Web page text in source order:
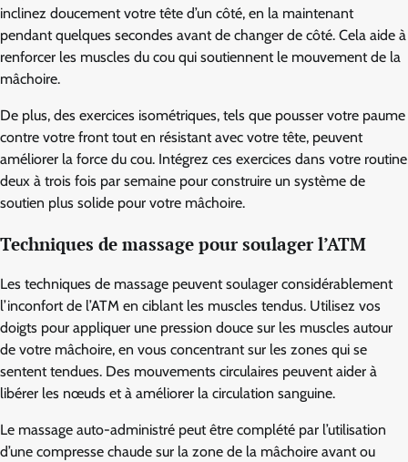
inclinez doucement votre tête d’un côté, en la maintenant
pendant quelques secondes avant de changer de côté. Cela aide à
renforcer les muscles du cou qui soutiennent le mouvement de la
mâchoire.
De plus, des exercices isométriques, tels que pousser votre paume
contre votre front tout en résistant avec votre tête, peuvent
améliorer la force du cou. Intégrez ces exercices dans votre routine
deux à trois fois par semaine pour construire un système de
soutien plus solide pour votre mâchoire.
Techniques de massage pour soulager l’ATM
Les techniques de massage peuvent soulager considérablement
l’inconfort de l’ATM en ciblant les muscles tendus. Utilisez vos
doigts pour appliquer une pression douce sur les muscles autour
de votre mâchoire, en vous concentrant sur les zones qui se
sentent tendues. Des mouvements circulaires peuvent aider à
libérer les nœuds et à améliorer la circulation sanguine.
Le massage auto-administré peut être complété par l’utilisation
d’une compresse chaude sur la zone de la mâchoire avant ou